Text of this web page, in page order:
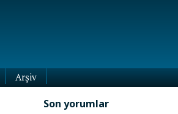
Arşiv
Son yorumlar